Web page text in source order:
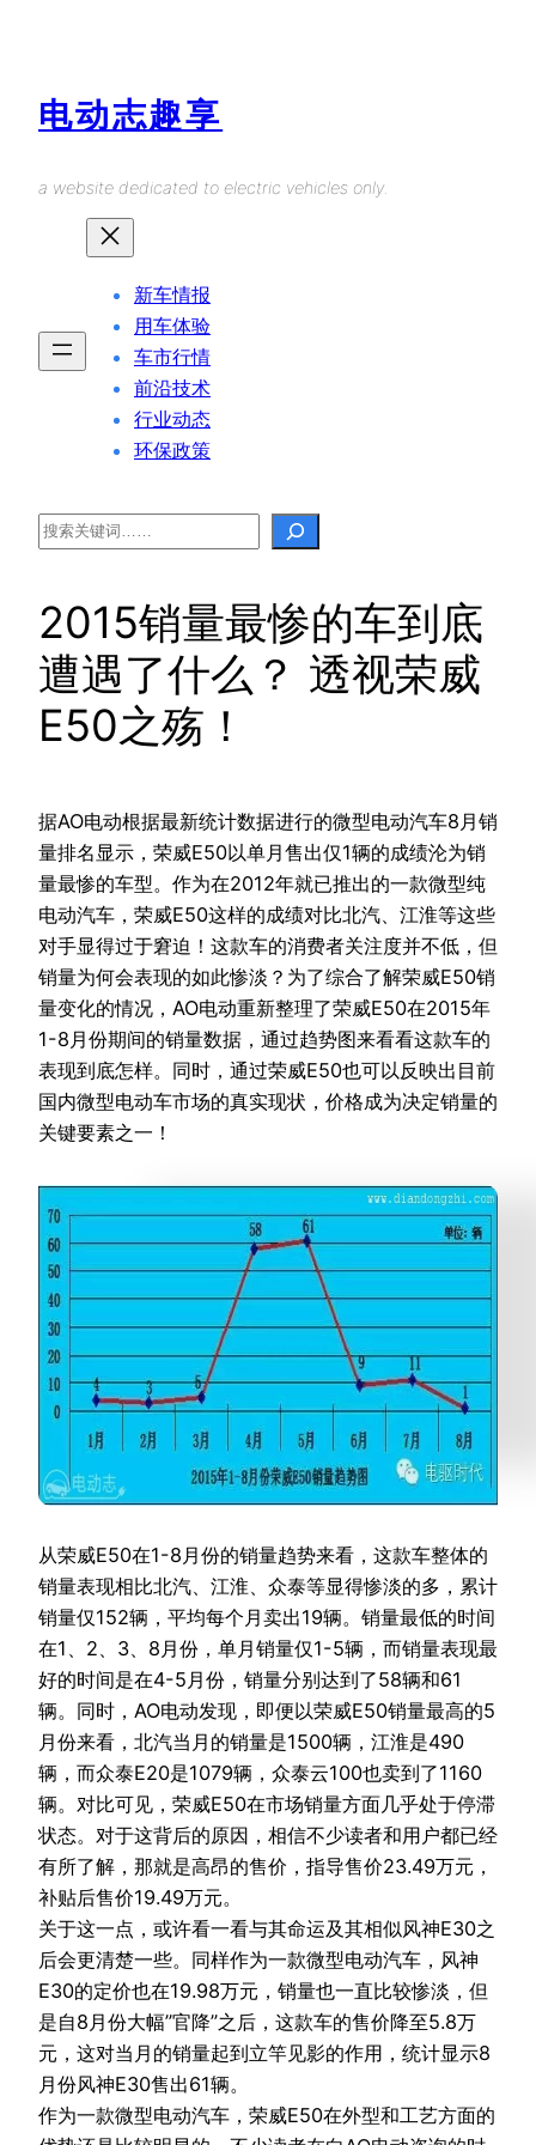
电动志趣享
a website dedicated to electric vehicles only.
新车情报
用车体验
车市行情
前沿技术
行业动态
环保政策
Search
2015销量最惨的车到底
遭遇了什么？ 透视荣威
E50之殇！
据AO电动根据最新统计数据进行的微型电动汽车8月销
量排名显示，荣威E50以单月售出仅1辆的成绩沦为销
量最惨的车型。作为在2012年就已推出的一款微型纯
电动汽车，荣威E50这样的成绩对比北汽、江淮等这些
对手显得过于窘迫！这款车的消费者关注度并不低，但
销量为何会表现的如此惨淡？为了综合了解荣威E50销
量变化的情况，AO电动重新整理了荣威E50在2015年
1-8月份期间的销量数据，通过趋势图来看看这款车的
表现到底怎样。同时，通过荣威E50也可以反映出目前
国内微型电动车市场的真实现状，价格成为决定销量的
关键要素之一！
从荣威E50在1-8月份的销量趋势来看，这款车整体的
销量表现相比北汽、江淮、众泰等显得惨淡的多，累计
销量仅152辆，平均每个月卖出19辆。销量最低的时间
在1、2、3、8月份，单月销量仅1-5辆，而销量表现最
好的时间是在4-5月份，销量分别达到了58辆和61
辆。同时，AO电动发现，即便以荣威E50销量最高的5
月份来看，北汽当月的销量是1500辆，江淮是490
辆，而众泰E20是1079辆，众泰云100也卖到了1160
辆。对比可见，荣威E50在市场销量方面几乎处于停滞
状态。对于这背后的原因，相信不少读者和用户都已经
有所了解，那就是高昂的售价，指导售价23.49万元，
补贴后售价19.49万元。
关于这一点，或许看一看与其命运及其相似风神E30之
后会更清楚一些。同样作为一款微型电动汽车，风神
E30的定价也在19.98万元，销量也一直比较惨淡，但
是自8月份大幅”官降”之后，这款车的售价降至5.8万
元，这对当月的销量起到立竿见影的作用，统计显示8
月份风神E30售出61辆。
作为一款微型电动汽车，荣威E50在外型和工艺方面的